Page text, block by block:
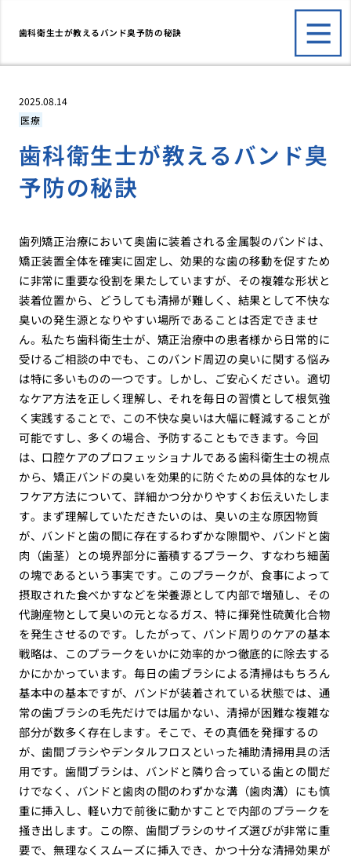
歯科衛生士が教えるバンド臭予防の秘訣
2025.08.14
医療
歯科衛生士が教えるバンド臭
予防の秘訣
歯列矯正治療において奥歯に装着される金属製のバンドは、
矯正装置全体を確実に固定し、効果的な歯の移動を促すため
に非常に重要な役割を果たしていますが、その複雑な形状と
装着位置から、どうしても清掃が難しく、結果として不快な
臭いの発生源となりやすい場所であることは否定できませ
ん。私たち歯科衛生士が、矯正治療中の患者様から日常的に
受けるご相談の中でも、このバンド周辺の臭いに関する悩み
は特に多いものの一つです。しかし、ご安心ください。適切
なケア方法を正しく理解し、それを毎日の習慣として根気強
く実践することで、この不快な臭いは大幅に軽減することが
可能ですし、多くの場合、予防することもできます。今回
は、口腔ケアのプロフェッショナルである歯科衛生士の視点
から、矯正バンドの臭いを効果的に防ぐための具体的なセル
フケア方法について、詳細かつ分かりやすくお伝えいたしま
す。まず理解していただきたいのは、臭いの主な原因物質
が、バンドと歯の間に存在するわずかな隙間や、バンドと歯
肉（歯茎）との境界部分に蓄積するプラーク、すなわち細菌
の塊であるという事実です。このプラークが、食事によって
摂取された食べかすなどを栄養源として内部で増殖し、その
代謝産物として臭いの元となるガス、特に揮発性硫黄化合物
を発生させるのです。したがって、バンド周りのケアの基本
戦略は、このプラークをいかに効率的かつ徹底的に除去する
かにかかっています。毎日の歯ブラシによる清掃はもちろん
基本中の基本ですが、バンドが装着されている状態では、通
常の歯ブラシの毛先だけでは届かない、清掃が困難な複雑な
部分が数多く存在します。そこで、その真価を発揮するの
が、歯間ブラシやデンタルフロスといった補助清掃用具の活
用です。歯間ブラシは、バンドと隣り合っている歯との間だ
けでなく、バンドと歯肉の間のわずかな溝（歯肉溝）にも慎
重に挿入し、軽い力で前後に動かすことで内部のプラークを
掻き出します。この際、歯間ブラシのサイズ選びが非常に重
要で、無理なくスムーズに挿入でき、かつ十分な清掃効果が